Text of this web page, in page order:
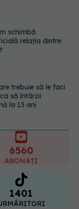
trebuie să le faci
să întârzii
la 13 ani
blocate
ANMDMR
măsura
6560
ABONAȚI
1401